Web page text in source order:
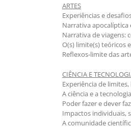
ARTES
Experiências e
Narrativa apocalíptica
Narrativa de viagens:
O(s) limite(s) teóricos
Reflexos-limite das
CIÊNCIA E
Experiência de
A ciência e a
Poder fazer e dever
Impactos individuais,
A comunidade